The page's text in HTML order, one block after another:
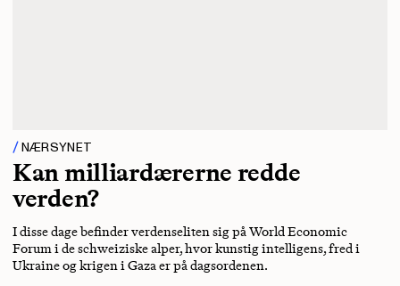
NÆRSYNET
Kan milliardærerne redde
verden?
I disse dage befinder verdenseliten sig på World Economic
Forum i de schweiziske alper, hvor kunstig intelligens, fred i
Ukraine og krigen i Gaza er på dagsordenen.